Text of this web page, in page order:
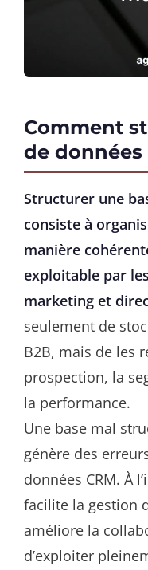
Comment
de
Structurer une
consiste à
manière
exploitable par
marketing et
seulement de
B2B, mais de les
prospection, la
la performance.
Une base mal
génère des
données CRM. À
facilite la gestion
améliore la
d’exploiter